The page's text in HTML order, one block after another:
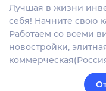
Лучшая в жизни
себя! Начните свою
Работаем со всеми
новостройки,